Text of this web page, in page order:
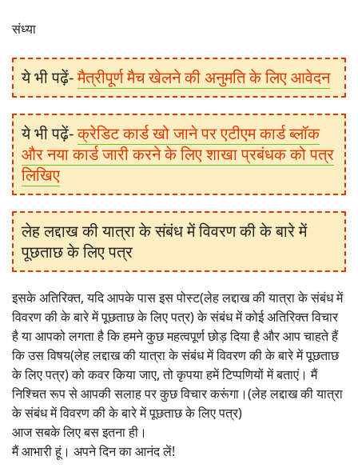
संध्या
ये भी पढ़ें-मैत्रीपूर्ण मैच खेलने की अनुमति के लिए आवेदन
ये भी पढ़ें-क्रेडिट कार्ड खो जाने पर एटीएम कार्ड ब्लॉक
और नया कार्ड जारी करने के लिए शाखा प्रबंधक को पत्र
लिखिए
लेह लद्दाख की यात्रा के संबंध में विवरण की के बारे में
पूछताछ के लिए पत्र
इसके अतिरिक्त, यदि आपके पास इस पोस्ट(लेह लद्दाख की यात्रा के संबंध में
विवरण की के बारे में पूछताछ के लिए पत्र) के संबंध में कोई अतिरिक्त विचार
है या आपको लगता है कि हमने कुछ महत्वपूर्ण छोड़ दिया है और आप चाहते हैं
कि उस विषय(लेह लद्दाख की यात्रा के संबंध में विवरण की के बारे में पूछताछ
के लिए पत्र) को कवर किया जाए, तो कृपया हमें टिप्पणियों में बताएं। मैं
निश्चित रूप से आपकी सलाह पर कुछ विचार करूंगा।(लेह लद्दाख की यात्रा
के संबंध में विवरण की के बारे में पूछताछ के लिए पत्र)
आज सबके लिए बस इतना ही।
मैं आभारी हूं। अपने दिन का आनंद लें!